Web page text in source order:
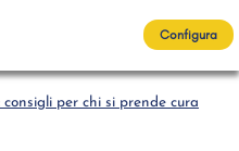
Configura
consigli per chi si prende cura